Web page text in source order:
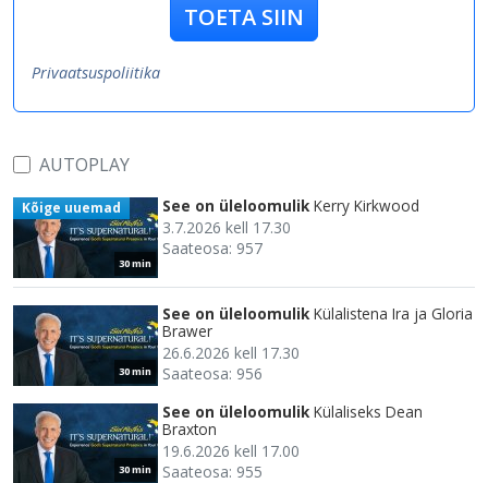
TOETA SIIN
Privaatsuspoliitika
AUTOPLAY
30 min
Kõige uuemad See on üleloomulik Kerry Kirkwood
3.7.2026 kell 17.30
Saateosa: 957
30 min
See on üleloomulik Külalistena Ira ja Gloria
Brawer
26.6.2026 kell 17.30
Saateosa: 956
30 min
See on üleloomulik Külaliseks Dean
Braxton
19.6.2026 kell 17.00
Saateosa: 955